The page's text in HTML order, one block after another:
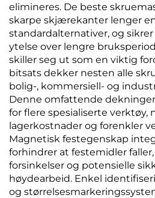
elimineres. De beste
skarpe skjærekanter lenger
standardalternativer, og
ytelse over lengre
skiller seg ut som en viktig
bitsats dekker nesten alle
bolig-, kommersiell- og
Denne omfattende
for flere spesialiserte verktøy,
lagerkostnader og forenkler
Magnetisk festegenskap
forhindrer at festemidler
forsinkelser og potensielle
høydearbeid. Enkel
og